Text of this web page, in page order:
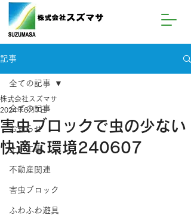
記事
全ての記事
お知らせ
土木工事
不動産関連
害虫ブロック
ふわふわ遊具
全ての記事
害虫ブロックで虫の少ない
快適な環境240607
株式会社スズマサ
2024年6月7日